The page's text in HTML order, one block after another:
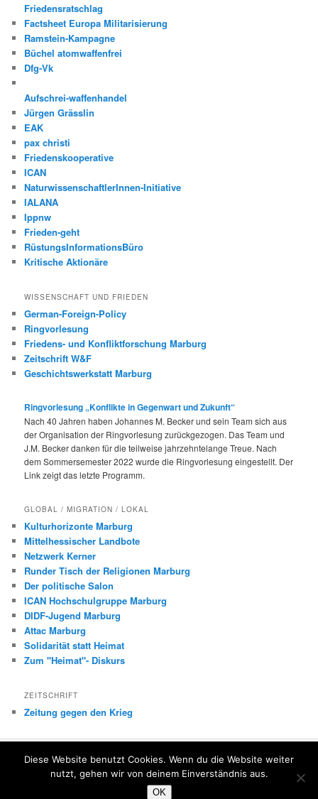
Friedensratschlag
Factsheet Europa Militarisierung
Ramstein-Kampagne
Büchel atomwaffenfrei
Dfg-Vk
Aufschrei-waffenhandel
Jürgen Grässlin
EAK
pax christi
Friedenskooperative
ICAN
NaturwissenschaftlerInnen-Initiative
IALANA
Ippnw
Frieden-geht
RüstungsInformationsBüro
Kritische Aktionäre
WISSENSCHAFT UND FRIEDEN
German-Foreign-Policy
Ringvorlesung
Friedens- und Konfliktforschung Marburg
Zeitschrift W&F
Geschichtswerkstatt Marburg
Ringvorlesung „Konflikte in Gegenwart und Zukunft“
Nach 40 Jahren haben Johannes M. Becker und sein Team sich aus
der Organisation der Ringvorlesung zurückgezogen. Das Team und
J.M. Becker danken für die teilweise jahrzehntelange Treue. Nach
dem Sommersemester 2022 wurde die Ringvorlesung eingestellt. Der
Link zeigt das letzte Programm.
GLOBAL / MIGRATION / LOKAL
Kulturhorizonte Marburg
Mittelhessischer Landbote
Netzwerk Kerner
Runder Tisch der Religionen Marburg
Der politische Salon
ICAN Hochschulgruppe Marburg
DIDF-Jugend Marburg
Attac Marburg
Solidarität statt Heimat
Zum "Heimat"- Diskurs
ZEITSCHRIFT
Zeitung gegen den Krieg
Über uns Mit Stolz präsentiert von WordPress
Diese Website benutzt Cookies. Wenn du die Website weiter
nutzt, gehen wir von deinem Einverständnis aus.
OK